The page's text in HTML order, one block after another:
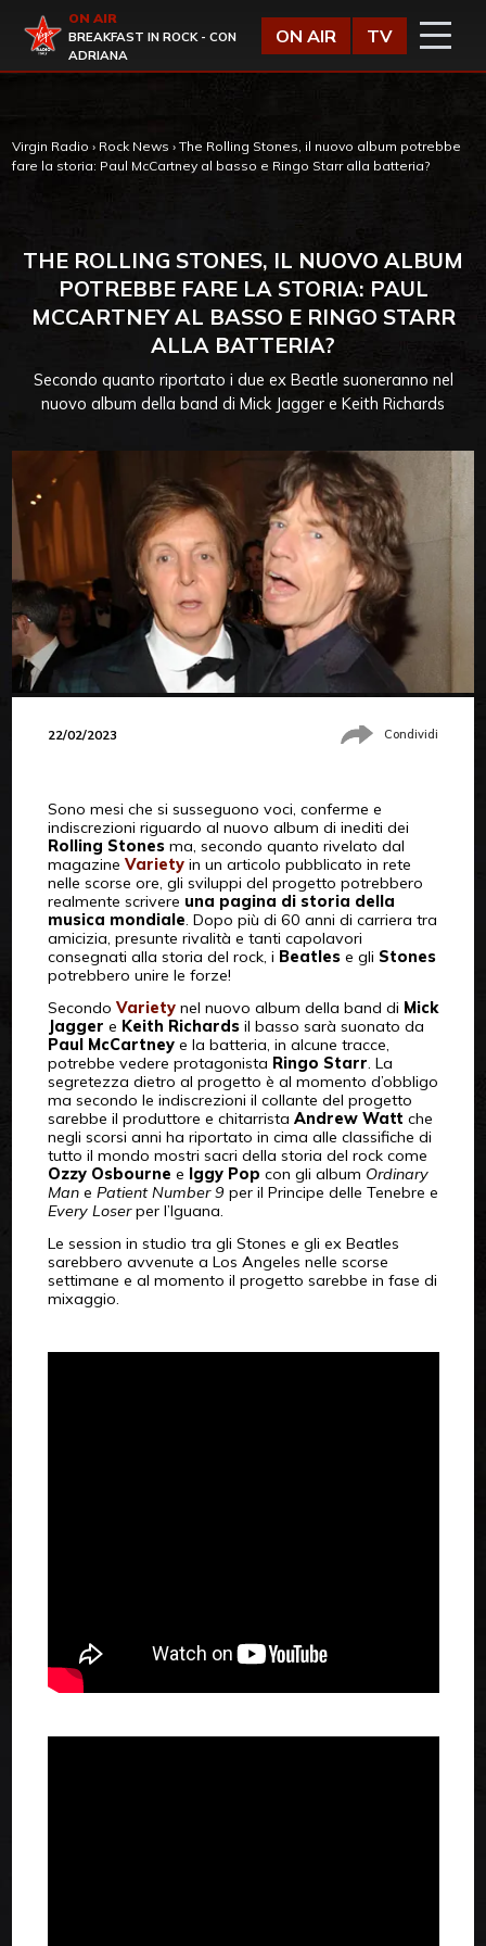
Virgin Radio
ON AIR
BREAKFAST IN ROCK - CON
ADRIANA
ON AIR TV
Virgin Radio › Rock News › The Rolling Stones, il nuovo album potrebbe
fare la storia: Paul McCartney al basso e Ringo Starr alla batteria?
THE ROLLING STONES, IL NUOVO ALBUM
POTREBBE FARE LA STORIA: PAUL
MCCARTNEY AL BASSO E RINGO STARR
ALLA BATTERIA?
Secondo quanto riportato i due ex Beatle suoneranno nel
nuovo album della band di Mick Jagger e Keith Richards
22/02/2023 Condividi
Sono mesi che si susseguono voci, conferme e
indiscrezioni riguardo al nuovo album di inediti dei
Rolling Stonesma, secondo quanto rivelato dal
magazine Varietyin un articolo pubblicato in rete
nelle scorse ore, gli sviluppi del progetto potrebbero
realmente scrivere una pagina di storia della
musica mondiale . Dopo più di 60 anni di carriera tra
amicizia, presunte rivalità e tanti capolavori
consegnati alla storia del rock, i Beatlese gli Stones
potrebbero unire le forze!
Secondo Varietynel nuovo album della band di Mick
Jagger e Keith Richardsil basso sarà suonato da
Paul McCartneye la batteria, in alcune tracce,
potrebbe vedere protagonista Ringo Starr . La
segretezza dietro al progetto è al momento d’obbligo
ma secondo le indiscrezioni il collante del progetto
sarebbe il produttore e chitarrista Andrew Watt che
negli scorsi anni ha riportato in cima alle classifiche di
tutto il mondo mostri sacri della storia del rock come
Ozzy Osbourne e Iggy Pop con gli album Ordinary
Mane Patient Number 9per il Principe delle Tenebre e
Every Loserper l’Iguana.
Le session in studio tra gli Stones e gli ex Beatles
sarebbero avvenute a Los Angeles nelle scorse
settimane e al momento il progetto sarebbe in fase di
mixaggio.